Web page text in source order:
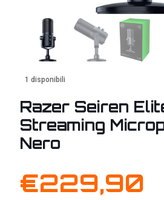
1 disponibili
Razer Seiren
Streaming
Nero
€229,90